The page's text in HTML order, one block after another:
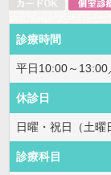
診療時間
平日10:00～
休診日
日曜・祝日（土曜
診療科目